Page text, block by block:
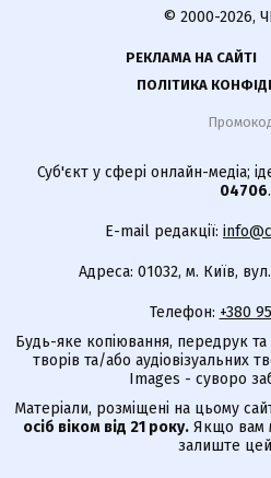
© 2000-2026,
РЕКЛАМА НА САЙТІ
ПОЛІТИКА
Суб'єкт у сфері онлайн-медіа;
04706.
E-mail редакції:
Адреса: 01032, м. Київ,
Телефон: +380
Будь-яке копіювання, передрук
творів та/або аудіовізуальних
Images - суворо
Матеріали, розміщені на цьому
осіб віком від 21 року. Якщо вам
залиште